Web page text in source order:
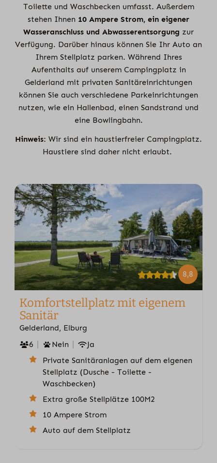
Toilette und Waschbecken umfasst. Außerdem
stehen Ihnen 10 Ampere Strom, ein eigener
Wasseranschluss und Abwasserentsorgung zur
Verfügung. Darüber hinaus können Sie Ihr Auto an
Ihrem Stellplatz parken. Während Ihres
Aufenthalts auf unserem Campingplatz in
Gelderland mit privaten Sanitäreinrichtungen
können Sie auch verschiedene Parkeinrichtungen
nutzen, wie ein Hallenbad, einen Sandstrand und
eine Bowlingbahn.
Hinweis: Wir sind ein haustierfreier Campingplatz.
Haustiere sind daher nicht erlaubt.
8,8
Komfortstellplatz mit eigenem
Sanitär
Gelderland, Elburg
6
Nein
Ja
Private Sanitäranlagen auf dem eigenen
Stellplatz (Dusche - Toilette -
Waschbecken)
Extra große Stellplätze 100M2
10 Ampere Strom
Auto auf dem Stellplatz